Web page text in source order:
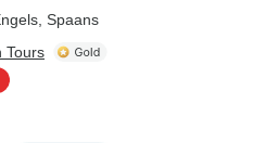
Spaans
Tours